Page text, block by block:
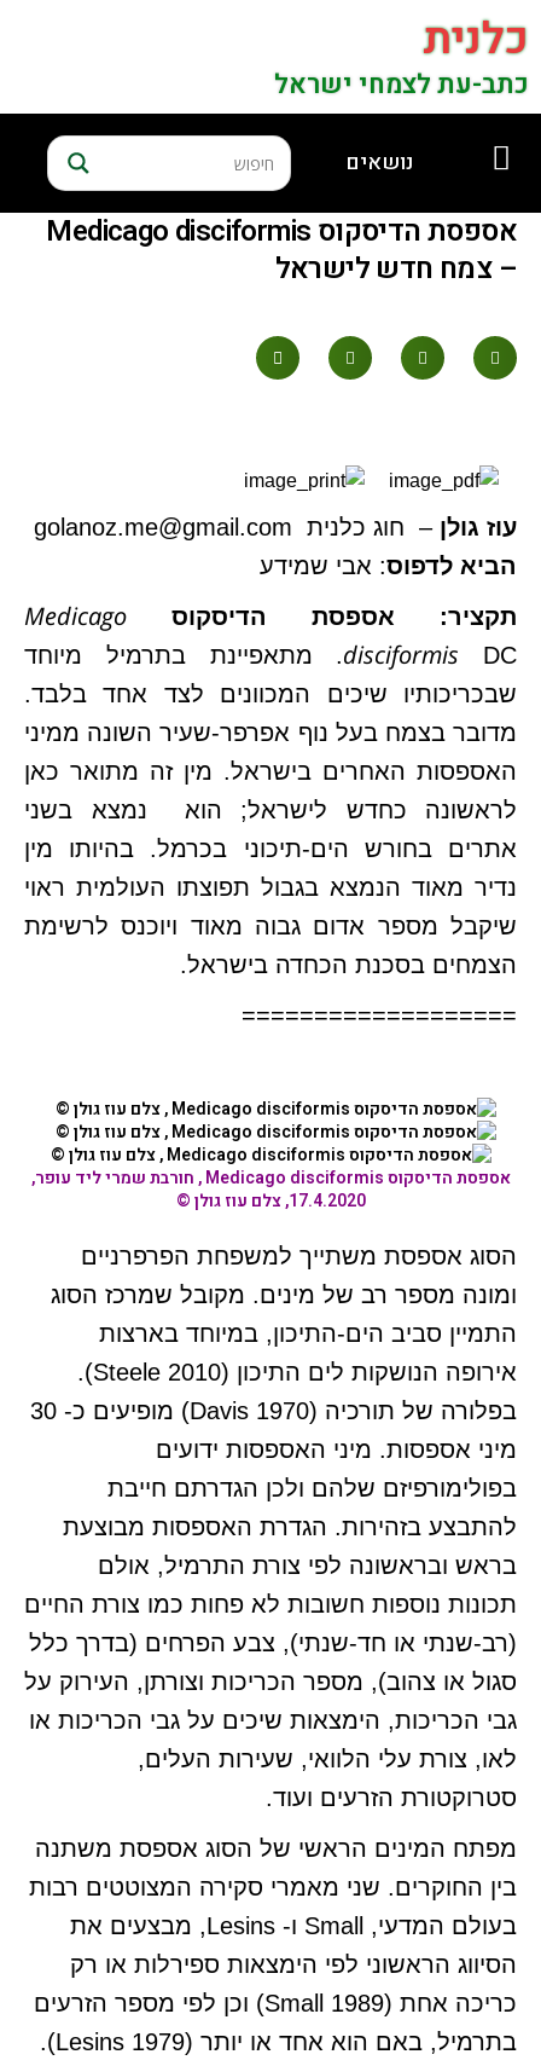
כלנית
כתב-עת לצמחי ישראל
נושאים
אספסת הדיסקוס Medicago disciformis
– צמח חדש לישראל
עוז גולן – חוג כלנית golanoz.me@gmail.com
הביא לדפוס: אבי שמידע
תקציר: אספסת הדיסקוס
Medicago
disciformisDC. מתאפיינת בתרמיל מיוחד
שבכריכותיו שיכים המכוונים לצד אחד בלבד.
מדובר בצמח בעל נוף אפרפר-שעיר השונה ממיני
האספסות האחרים בישראל. מין זה מתואר כאן
לראשונה כחדש לישראל; הוא נמצא בשני
אתרים בחורש הים-תיכוני בכרמל. בהיותו מין
נדיר מאוד הנמצא בגבול תפוצתו העולמית ראוי
שיקבל מספר אדום גבוה מאוד ויוכנס לרשימת
הצמחים בסכנת הכחדה בישראל.
===================
אספסת הדיסקוס Medicago disciformis
, חורבת שמרי ליד עופר,
17.4.2020, צלם עוז גולן ©
הסוג אספסת משתייך למשפחת הפרפרניים
ומונה מספר רב של מינים. מקובל שמרכז הסוג
התמיין סביב הים-התיכון, במיוחד בארצות
אירופה הנושקות לים התיכון (Steele 2010).
בפלורה של תורכיה (Davis 1970) מופיעים כ- 30
מיני אספסות. מיני האספסות ידועים
בפולימורפיזם שלהם ולכן הגדרתם חייבת
להתבצע בזהירות. הגדרת האספסות מבוצעת
בראש ובראשונה לפי צורת התרמיל, אולם
תכונות נוספות חשובות לא פחות כמו צורת החיים
(רב-שנתי או חד-שנתי), צבע הפרחים (בדרך כלל
סגול או צהוב), מספר הכריכות וצורתן, העירוק על
גבי הכריכות, הימצאות שיכים על גבי הכריכות או
לאו, צורת עלי הלוואי, שעירות העלים,
סטרוקטורת הזרעים ועוד.
מפתח המינים הראשי של הסוג אספסת משתנה
בין החוקרים. שני מאמרי סקירה המצוטטים רבות
בעולם המדעי, Small ו- Lesins, מבצעים את
הסיווג הראשוני לפי הימצאות ספירלות או רק
כריכה אחת (Small 1989) וכן לפי מספר הזרעים
בתרמיל, באם הוא אחד או יותר (Lesins 1979).